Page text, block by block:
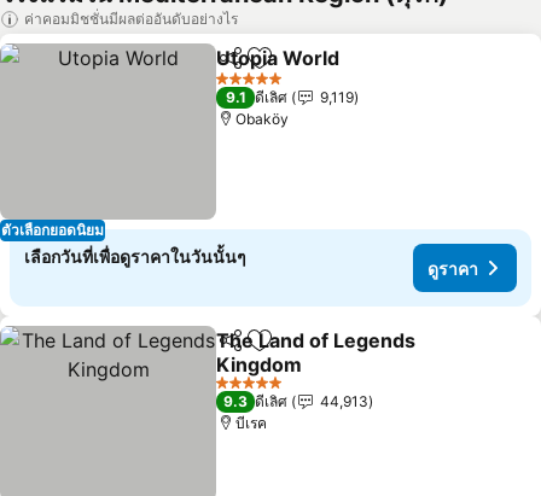
ค่าคอมมิชชั่นมีผลต่ออันดับอย่างไร
ตัวเลือกยอดนิยม
แชร์ เพิ่มในรายการโปรด
Utopia World
5 ดาว
9.1 ดีเลิศ
9,119
Obaköy
เลือกวันที่เพื่อดูราคาในวันนั้นๆ
ดูราคา
แชร์ เพิ่มในรายการโปรด
The Land of Legends
Kingdom
ดูราคา
5 ดาว
9.3 ดีเลิศ
44,913
บีเรค